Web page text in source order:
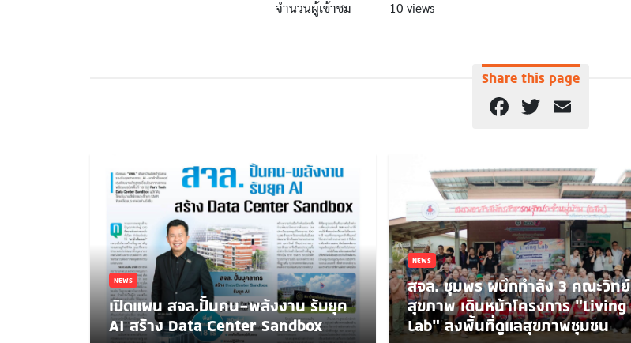
จำนวนผู้เข้าชม
10 views
Share this page
Facebook
Twitter
NEWS
เปิดแผน สจล.ปั้นคน-พลังงาน รับยุค
AI สร้าง Data Center Sandbox
NEWS
สจล. ชุมพร ผนึกกำลัง 3 คณะวิทย์
สุขภาพ เดินหน้าโครงการ “Living
Lab” ลงพื้นที่ดูแลสุขภาพชุมชน